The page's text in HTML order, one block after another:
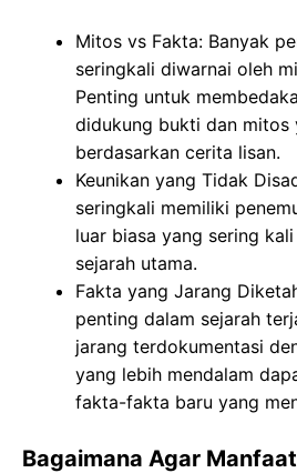
Mitos vs Fakta: Banyak
seringkali diwarnai oleh
Penting untuk
didukung bukti dan mitos
berdasarkan cerita lisan.
Keunikan yang Tidak
seringkali memiliki
luar biasa yang sering
sejarah utama.
Fakta yang Jarang
penting dalam sejarah
jarang terdokumentasi
yang lebih mendalam
fakta-fakta baru yang
Bagaimana Agar